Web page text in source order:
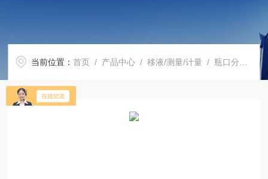
当前位置：首页 / 产品中心 /移液/测量/计量 /瓶口分液器 /